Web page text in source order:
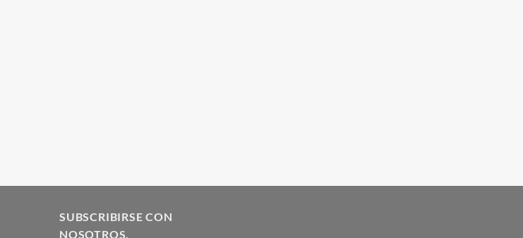
SUBSCRIBIRSE CON
NOSOTROS.